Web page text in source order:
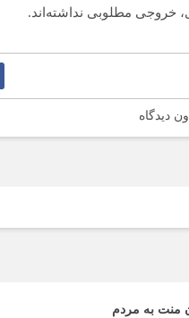
خروجی مطلوبی نداشته‌اند.
دیدگاه
منت به مردم